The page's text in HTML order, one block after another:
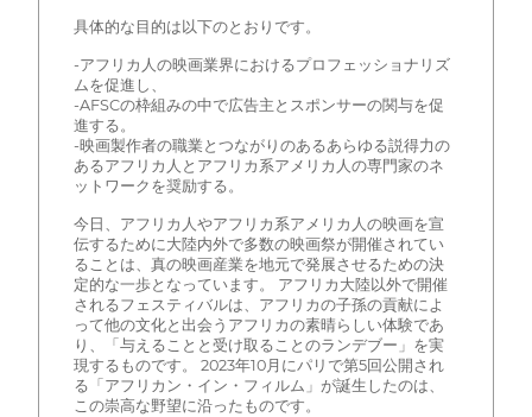
具体的な目的は以下のとおりです。
-アフリカ人の映画業界におけるプロフェッショナリズ
ムを促進し、
-AFSCの枠組みの中で広告主とスポンサーの関与を促
進する。
-映画製作者の職業とつながりのあるあらゆる説得力の
あるアフリカ人とアフリカ系アメリカ人の専門家のネ
ットワークを奨励する。
今日、アフリカ人やアフリカ系アメリカ人の映画を宣
伝するために大陸内外で多数の映画祭が開催されてい
ることは、真の映画産業を地元で発展させるための決
定的な一歩となっています。 アフリカ大陸以外で開催
されるフェスティバルは、アフリカの子孫の貢献によ
って他の文化と出会うアフリカの素晴らしい体験であ
り、「与えることと受け取ることのランデブー」を実
現するものです。 2023年10月にパリで第5回公開され
る「アフリカン・イン・フィルム」が誕生したのは、
この崇高な野望に沿ったものです。